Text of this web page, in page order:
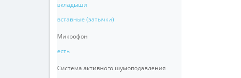
вкладыши
вставные (затычки)
Микрофон
есть
Система активного шумоподавления